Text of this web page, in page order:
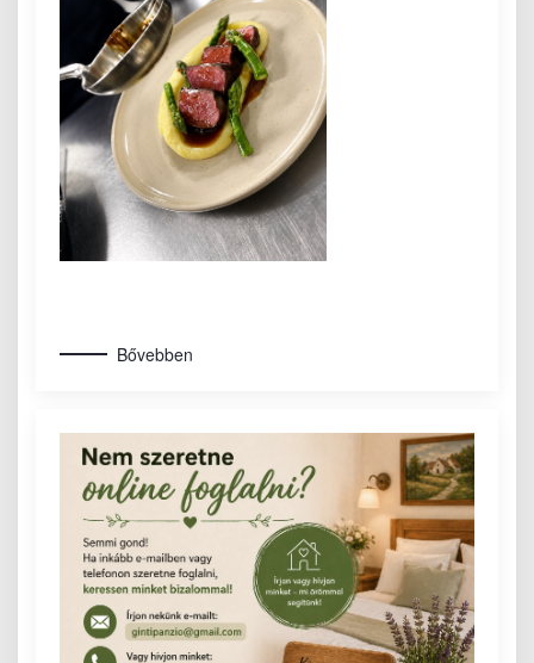
Bővebben